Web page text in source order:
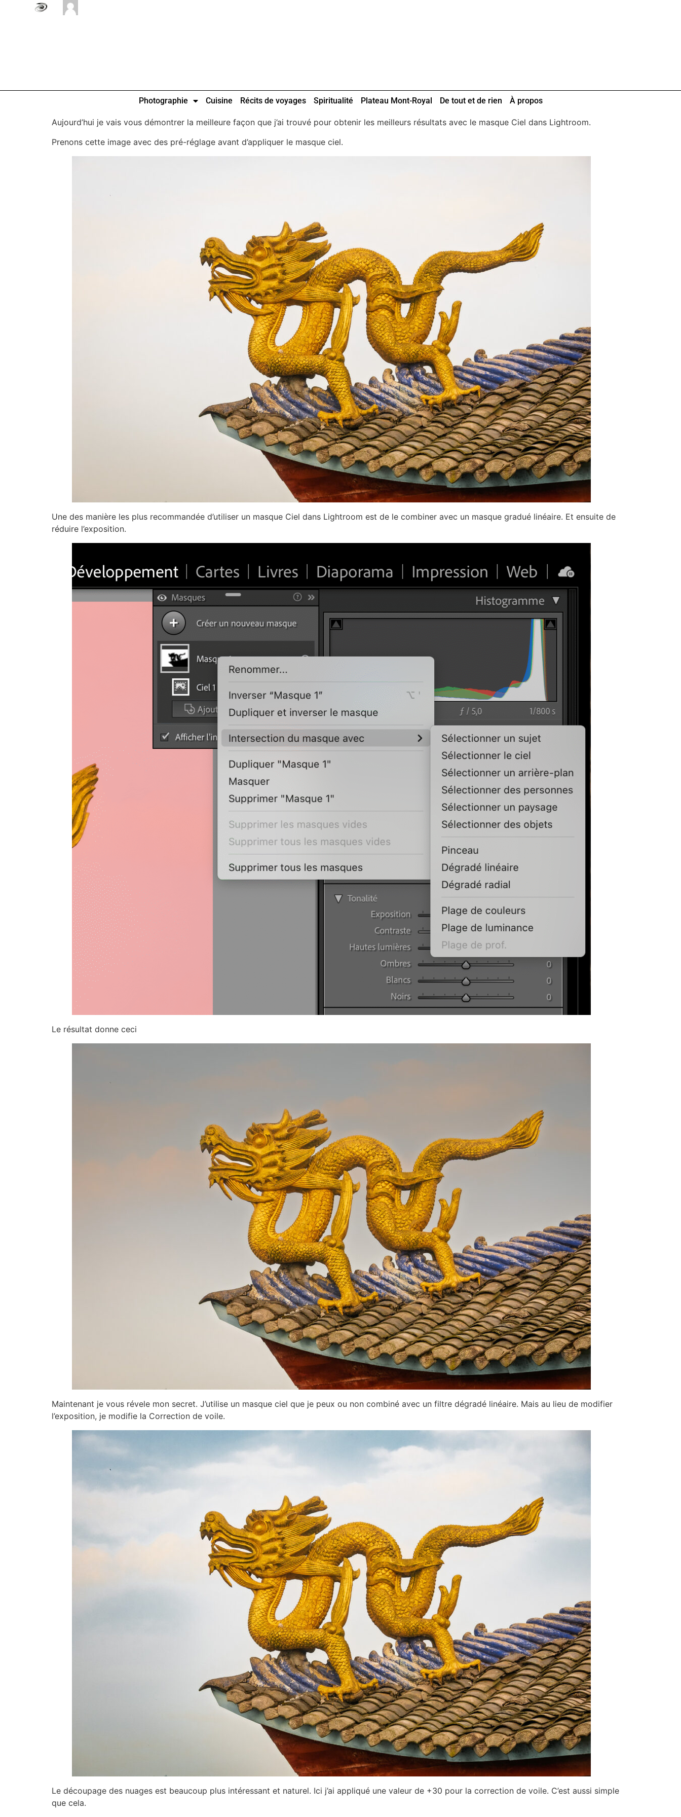
Photographie Cuisine Récits de voyages Spiritualité Plateau Mont-Royal De tout et de rien À propos
Aujourd’hui je vais vous démontrer la meilleure façon que j’ai trouvé pour obtenir les meilleurs résultats avec le masque Ciel dans Lightroom.
Prenons cette image avec des pré-réglage avant d’appliquer le masque ciel.
Une des manière les plus recommandée d’utiliser un masque Ciel dans Lightroom est de le combiner avec un masque gradué linéaire. Et ensuite de
réduire l’exposition.
Le résultat donne ceci
Maintenant je vous révele mon secret. J’utilise un masque ciel que je peux ou non combiné avec un filtre dégradé linéaire. Mais au lieu de modifier
l’exposition, je modifie la Correction de voile.
Le découpage des nuages est beaucoup plus intéressant et naturel. Ici j’ai appliqué une valeur de +30 pour la correction de voile. C’est aussi simple
que cela.